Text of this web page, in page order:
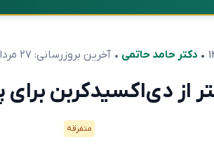
• دکتر حامد حاتمی • آخرین بروزرسانی: ۲۷ مرداد ۱۴۰۲
از دی‌اکسیدکربن
متفرقه